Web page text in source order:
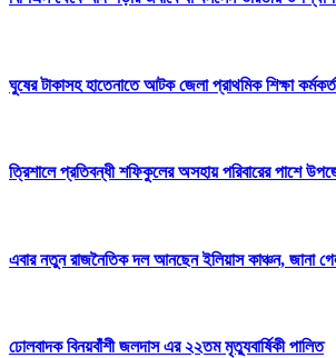
ঘুষের টাকাসহ হাতেনাতে আটক জেলা প্রাথমিক শিক্ষা
ত্রিশালে প্রতিবন্ধী শফিকুলের অসহায় পরিবারের পাশে
এবার নতুন রাজনৈতিক দল আনছেন ইলিয়াস কাঞ্চন, জানা
ঢোলবাদক ‌বিনয়বাঁশী জলদাস এর ২২তম মৃত্যুবার্ষিকী পালিত